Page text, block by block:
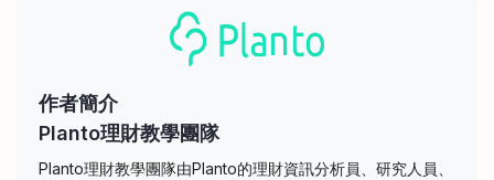
作者簡介
Planto理財教學團隊
Planto理財教學團隊由Planto的理財資訊分析員、研究人員、